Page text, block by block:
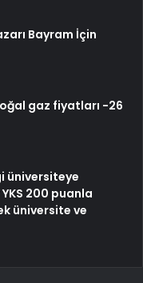
Bayram İçin
gaz fiyatları -26
üniversiteye
200 puanla
üniversite ve